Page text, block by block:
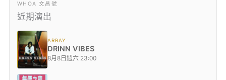
WHOA 文昌號
近期演出
ARRAY
DRINN VIBES
8月8日週六 23:00